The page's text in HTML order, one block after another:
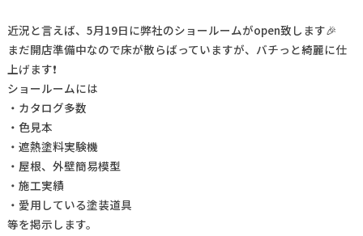
近況と言えば、5月19日に弊社のショールームがopen致します🎉
まだ開店準備中なので床が散らばっていますが、バチっと綺麗に仕
上げます❗️
ショールームには
・カタログ多数
・色見本
・遮熱塗料実験機
・屋根、外壁簡易模型
・施工実績
・愛用している塗装道具
等を掲示します。